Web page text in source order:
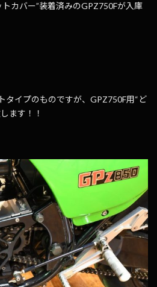
カバー”装着済みのGPZ750Fが入庫
タイプのものですが、GPZ750F用“ど
ます！！